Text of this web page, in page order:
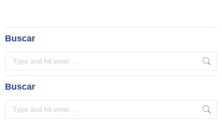
Buscar
Buscar